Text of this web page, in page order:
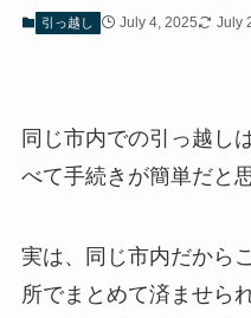
引っ越し July 4, 2025 July
同じ市内での引っ越し
べて手続きが簡単だと
実は、同じ市内だから
所でまとめて済ませら